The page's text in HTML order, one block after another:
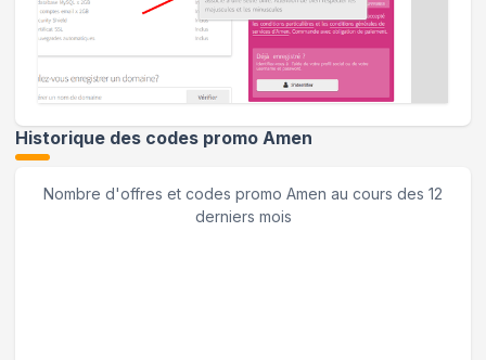
Historique des codes promo Amen
Nombre d'offres et codes promo Amen au cours des 12
derniers mois